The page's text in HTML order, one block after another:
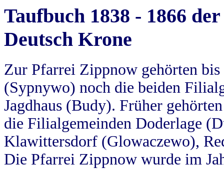
Taufbuch 1838 - 1866
Deutsch Krone
Zur Pfarrei Zippnow gehörten
(Sypnywo) noch die beiden
Jagdhaus (Budy). Früher
die Filialgemeinden Doderlage
Klawittersdorf (Glowaczewo),
Die Pfarrei Zippnow wurde im